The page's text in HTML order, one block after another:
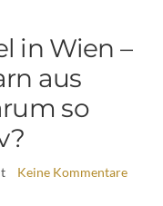
in Wien –
aus
so
Keine Kommentare